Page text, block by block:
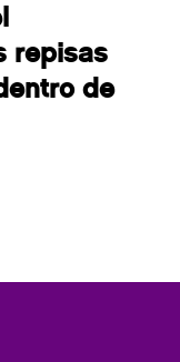
repisas
de